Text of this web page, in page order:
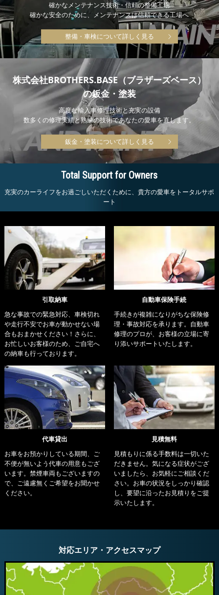
確かなメンテナンス技術・信頼の整備工場
確かな安全のために、メンテナンスは信頼できる工場へ
整備・車検について詳しく見る
株式会社BROTHERS.BASE（ブラザーズベース）
の鈑金・塗装
高度な輸入車修理技術と充実の設備
数多くの修理実績と熟練の技術であなたの愛車を直します。
鈑金・塗装について詳しく見る
Total Support for Owners
充実のカーライフをお過ごしいただくために、貴方の愛車をトータルサポ
ート
引取納車
急な事故での緊急対応、車検切れ
や走行不安でお車が動かせない場
合もおまかせください！さらに、
お忙しいお客様のため、ご自宅へ
の納車も行っております。
自動車保険手続
手続きが複雑になりがちな保険修
理・事故対応を承ります。自動車
修理のプロが、お客様の立場に寄
り添いサポートいたします。
代車貸出
お車をお預かりしている期間、ご
不便が無いよう代車の用意もござ
います。禁煙車両もございますの
で、ご遠慮無くご希望をお聞かせ
ください。
見積無料
見積もりに係る手数料は一切いた
だきません。気になる症状がござ
いましたら、お気軽にご相談くだ
さい。お車の状況をしっかり確認
し、要望に沿ったお見積りをご提
示いたします。
対応エリア・アクセスマップ